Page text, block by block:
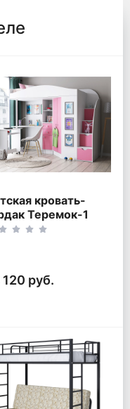
кровать-
Теремок-1
Белый корпус
руб.